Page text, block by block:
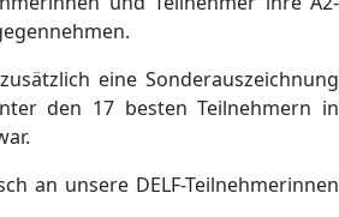
eine Sonderauszeichnung
den 17 besten Teilnehmern in
an unsere DELF-Teilnehmerinnen